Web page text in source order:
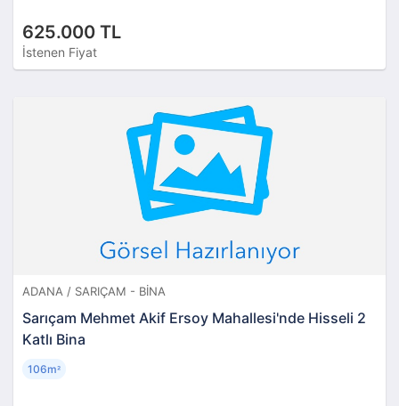
625.000 TL
İstenen Fiyat
ADANA / SARIÇAM - BINA
Sarıçam Mehmet Akif Ersoy Mahallesi'nde Hisseli 2
Katlı Bina
106m²